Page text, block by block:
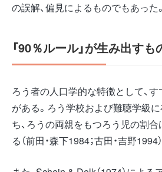
の誤解、偏見によるものでもあった。
「90％ルール」が生み出すも
ろう者の人口学的な特徴として、
がある。ろう学校および難聴学級
ち、ろうの両親をもつろう児の割
る（前田・森下1984；古田・吉野1994）